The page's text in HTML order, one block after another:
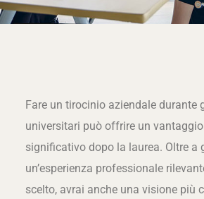
Fare un tirocinio aziendale durante
universitari può offrire un
significativo dopo la laurea. Oltre a
un’esperienza professionale
scelto, avrai anche una visione più